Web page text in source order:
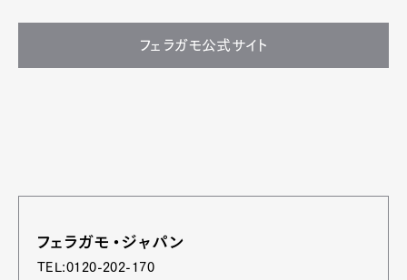
フェラガモ公式サイト
フェラガモ・ジャパン
TEL:0120-202-170